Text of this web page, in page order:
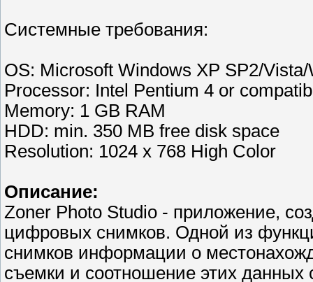
Системные требования:
OS: Microsoft Windows XP SP2/
Processor: Intel Pentium 4 or
Memory: 1 GB RAM
HDD: min. 350 MB free disk space
Resolution: 1024 x 768 High Color
Описание:
Zoner Photo Studio - приложение,
цифровых снимков. Одной из
снимков информации о
съемки и соотношение этих